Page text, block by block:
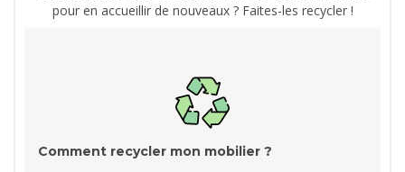
pour en accueillir de nouveaux ? Faites-les recycler !
Comment recycler mon mobilier ?